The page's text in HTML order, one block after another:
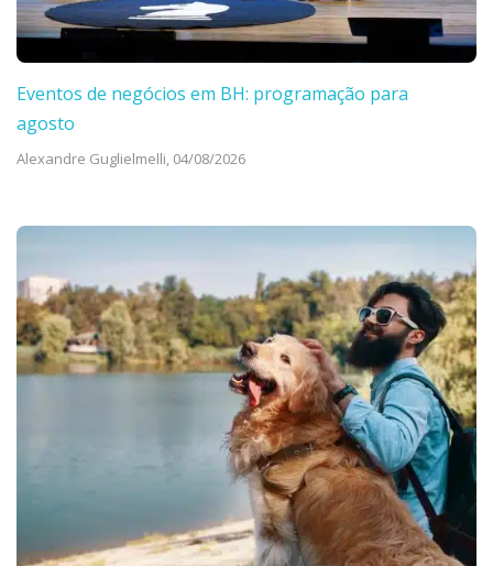
Eventos de negócios em BH: programação para
agosto
Alexandre Guglielmelli, 04/08/2026